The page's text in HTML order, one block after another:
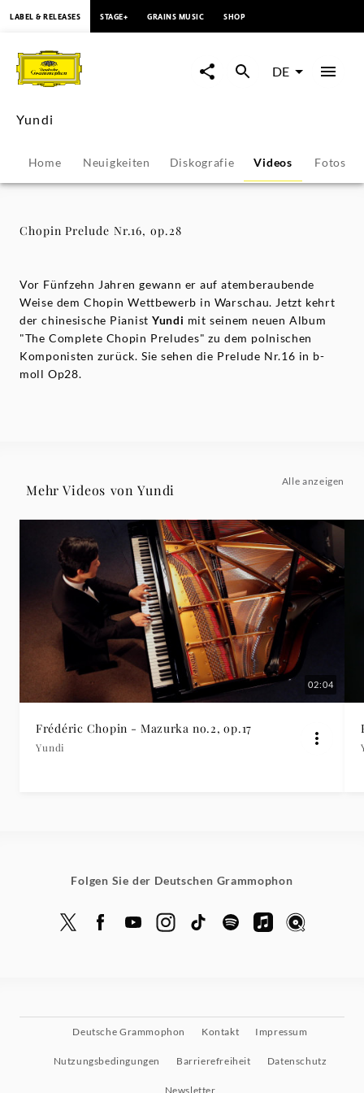
Prelude
Nr.16,
op.28
-
Yundi
Deutsche
Grammophon
LABEL & RELEASES STAGE+ GRAINS MUSIC SHOP
DE
Yundi
Home Neuigkeiten Diskografie Videos Fotos
Chopin Prelude Nr.16, op.28
Vor Fünfzehn Jahren gewann er auf atemberaubende
Weise dem Chopin Wettbewerb in Warschau. Jetzt kehrt
der chinesische PianistYundi mit seinem neuen Album
"The Complete Chopin Preludes" zu dem polnischen
Komponisten zurück. Sie sehen die Prelude Nr.16 in b-
moll Op28.
Mehr Videos von Yundi
Alle anzeigen
02:04
Frédéric Chopin - Mazurka no.2, op.17
Yundi
Folgen Sie der Deutschen Grammophon
Deutsche Grammophon Kontakt Impressum
Nutzungsbedingungen Barrierefreiheit Datenschutz
Newsletter